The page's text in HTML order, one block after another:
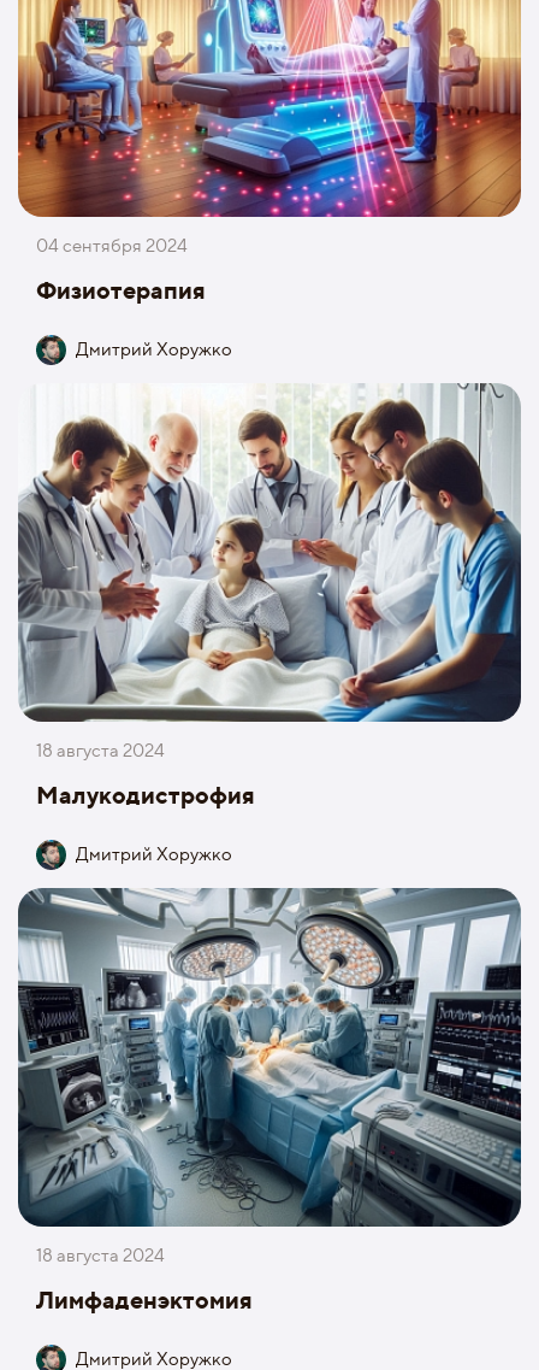
04 сентября 2024
Физиотерапия
Дмитрий Хоружко
18 августа 2024
Малукодистрофия
Дмитрий Хоружко
18 августа 2024
Лимфаденэктомия
Дмитрий Хоружко